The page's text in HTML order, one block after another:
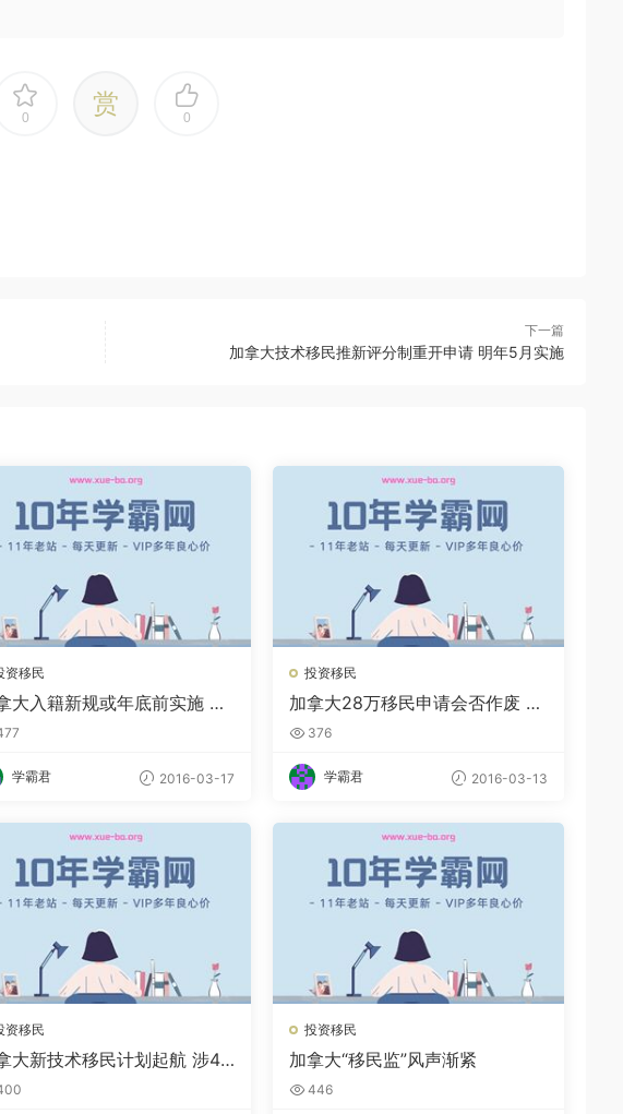
0 赏 0
下一篇
加拿大技术移民推新评分制重开申请 明年5月实施
资移民
大入籍新规或年底前实施 英
达标不得入籍
学霸君 2016-03-17
投资移民
加拿大28万移民申请会否作废 新
法追溯力成关键
376
学霸君 2016-03-13
资移民
大新技术移民计划起航 涉43
名额限3000
投资移民
加拿大“移民监”风声渐紧
446